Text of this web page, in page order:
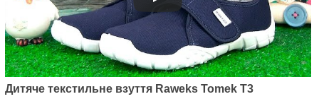
Дитяче текстильне взуття Raweks Tomek T3